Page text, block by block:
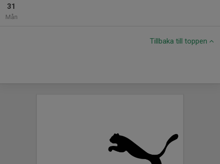
31
Mån
Tillbaka till toppen